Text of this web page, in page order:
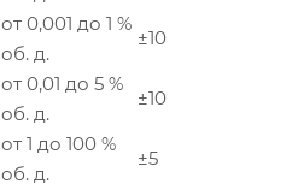
от 0,001 до 1 %
об. д.
±10
от 0,01 до 5 %
об. д.
±10
от 1 до 100 %
об. д.
±5